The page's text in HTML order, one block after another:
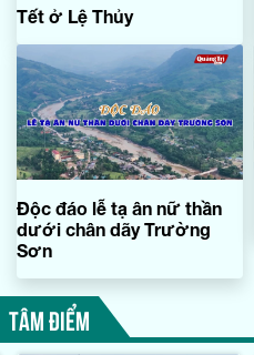
Tết ở Lệ Thủy
Độc đáo lễ tạ ân nữ thần
dưới chân dãy Trường
Sơn
TÂM ĐIỂM